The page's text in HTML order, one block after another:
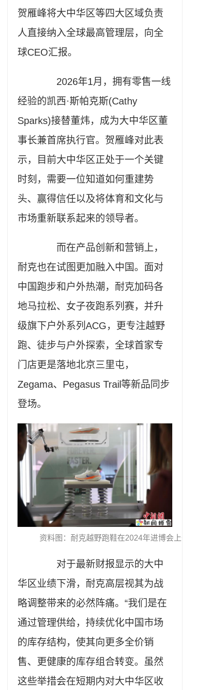
贺雁峰将大中华区等四大区域负责
人直接纳入全球最高管理层，向全
球CEO汇报。
2026年1月，拥有零售一线
经验的凯西·斯帕克斯(Cathy
Sparks)接替董炜，成为大中华区董
事长兼首席执行官。贺雁峰对此表
示，目前大中华区正处于一个关键
时刻，需要一位知道如何重建势
头、赢得信任以及将体育和文化与
市场重新联系起来的领导者。
而在产品创新和营销上，
耐克也在试图更加融入中国。面对
中国跑步和户外热潮，耐克加码各
地马拉松、女子夜跑系列赛，并升
级旗下户外系列ACG，更专注越野
跑、徒步与户外探索，全球首家专
门店更是落地北京三里屯，
Zegama、Pegasus Trail等新品同步
登场。
资料图：耐克越野跑鞋在2024年进博会上全球首发
对于最新财报显示的大中
华区业绩下滑，耐克高层视其为战
略调整带来的必然阵痛。“我们是在
通过管理供给，持续优化中国市场
的库存结构，使其向更多全价销
售、更健康的库存组合转变。虽然
这些举措会在短期内对大中华区收